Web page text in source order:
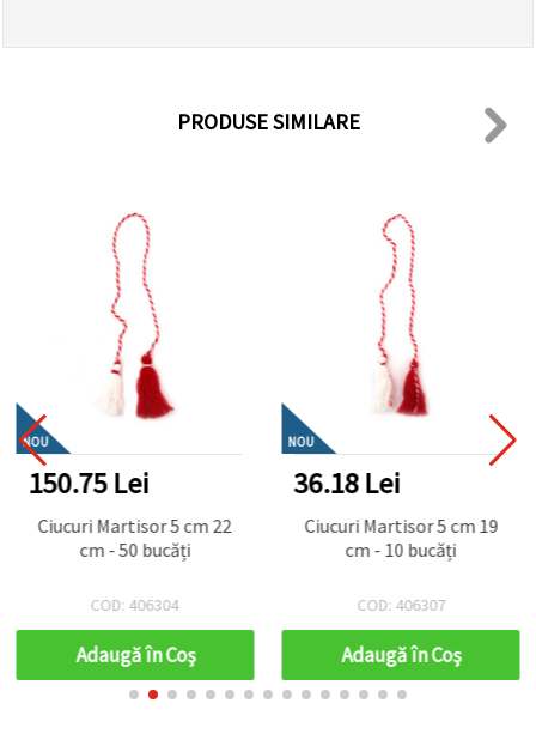
PRODUSE SIMILARE
NOU
150.75 Lei
Ciucuri Martisor 5 cm 22
cm - 50 bucăți
COD: 406304
Adaugă în Coş
NOU
36.18 Lei
Ciucuri Martisor 5 cm 19
cm - 10 bucăți
COD: 406307
Adaugă în Coş